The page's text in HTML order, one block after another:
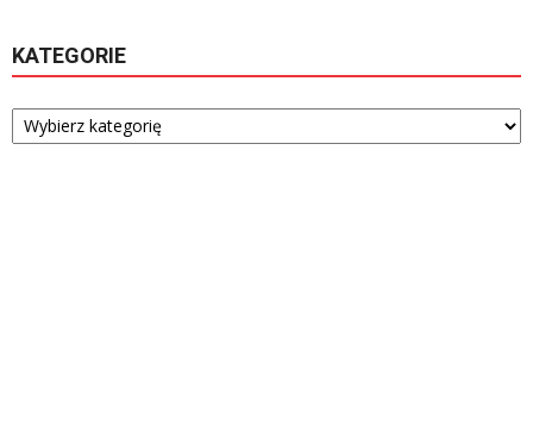
KATEGORIE
Kategorie